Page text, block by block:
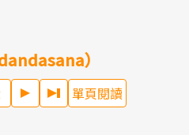
）
單頁閱讀